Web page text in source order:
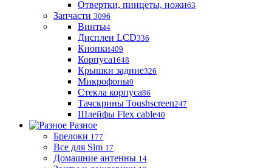
Отвертки, пинцеты, ножи63
Запчасти 3096
Винты4
Дисплеи LCD336
Кнопки409
Корпуса1648
Крышки задние326
Микрофоны0
Стекла корпуса86
Тачскрины Toushscreen247
Шлейфы Flex cable40
Разное
Брелоки 177
Все для Sim 17
Домашние антенны 14